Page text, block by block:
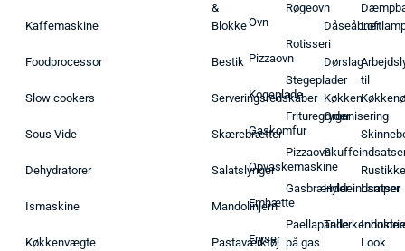
Kaffemaskine
Foodprocessor
Slow cookers
Sous Vide
Dehydratorer
Ismaskine
Køkkenvægte
&
Blokke
Bestik
Serveringsredskaber
Skærebrætter
Salatslynger
Mandolinjern
Pastaværktøj
Ovn
Pizzaovn
Kogeplade
Gaskomfur
Opvaskemaskine
Emhætte
Fryser
Røgeovn
Rotisseri
Stegeplader
Frituregryder
Pizzaovn
Gasbrænder
Paellapande
på gas
Dåseåbner
Dørslag
Køkken
Organisering
Hyldeindsatser
til
Rustikke
Lamper
Look